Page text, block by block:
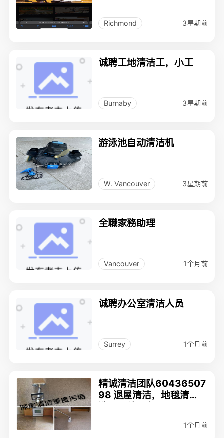
Richmond 3星期前
诚聘工地清洁工，小工
Burnaby 3星期前
游泳池自动清洁机
W. Vancouver 3星期前
全職家務助理
Vancouver 1个月前
诚聘办公室清洁人员
Surrey 1个月前
精诚清洁团队60436507
98 退屋清洁，地毯清
1个月前